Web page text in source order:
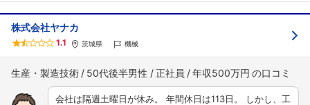
株式会社ヤナカ
1.1 茨城県 機械
生産・製造技術 50代後半男性 正社員 年収500万円
会社は隔週土曜日が休み。 年間休日は113日。 しかし、工